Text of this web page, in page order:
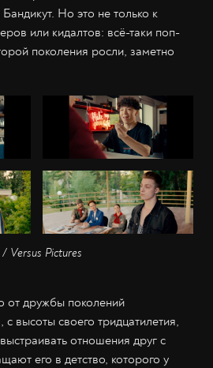
Но это не только к
или кидалтов: всё-таки поп-
поколения росли, заметно
Versus Pictures
от дружбы поколений
высоты своего тридцатилетия,
отношения друг с
его в детство, которого у